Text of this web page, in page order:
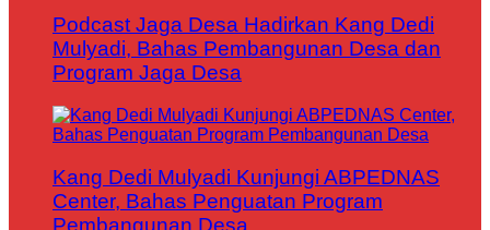
Podcast Jaga Desa Hadirkan Kang Dedi
Mulyadi, Bahas Pembangunan Desa dan
Program Jaga Desa
Kang Dedi Mulyadi Kunjungi ABPEDNAS
Center, Bahas Penguatan Program
Pembangunan Desa